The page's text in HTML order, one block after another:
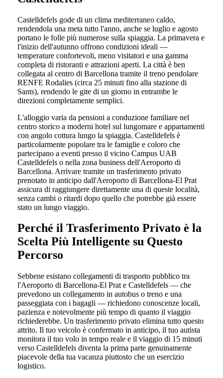
Castelldefels gode di un clima mediterraneo caldo,
rendendola una meta tutto l'anno, anche se luglio e agosto
portano le folle più numerose sulla spiaggia. La primavera e
l'inizio dell'autunno offrono condizioni ideali —
temperature confortevoli, meno visitatori e una gamma
completa di ristoranti e attrazioni aperti. La città è ben
collegata al centro di Barcellona tramite il treno pendolare
RENFE Rodalies (circa 25 minuti fino alla stazione di
Sants), rendendo le gite di un giorno in entrambe le
direzioni completamente semplici.
L'alloggio varia da pensioni a conduzione familiare nel
centro storico a moderni hotel sul lungomare e appartamenti
con angolo cottura lungo la spiaggia. Castelldefels è
particolarmente popolare tra le famiglie e coloro che
partecipano a eventi presso il vicino Campus UAB
Castelldefels o nella zona business dell'Aeroporto di
Barcellona. Arrivare tramite un trasferimento privato
prenotato in anticipo dall'Aeroporto di Barcellona-El Prat
assicura di raggiungere direttamente una di queste località,
senza cambi o ritardi dopo quello che potrebbe già essere
stato un lungo viaggio.
Perché il Trasferimento Privato è la
Scelta Più Intelligente su Questo
Percorso
Sebbene esistano collegamenti di trasporto pubblico tra
l'Aeroporto di Barcellona-El Prat e Castelldefels — che
prevedono un collegamento in autobus o treno e una
passeggiata con i bagagli — richiedono conoscenze locali,
pazienza e notevolmente più tempo di quanto il viaggio
richiederebbe. Un trasferimento privato elimina tutto questo
attrito. Il tuo veicolo è confermato in anticipo, il tuo autista
monitora il tuo volo in tempo reale e il viaggio di 15 minuti
verso Castelldefels diventa la prima parte genuinamente
piacevole della tua vacanza piuttosto che un esercizio
logistico.